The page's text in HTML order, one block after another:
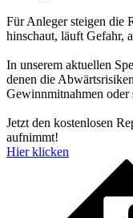
Für Anleger steigen die
hinschaut, läuft Gefahr,
In unserem aktuellen
denen die
Gewinnmitnahmen oder
Jetzt den kostenlosen
aufnimmt!
Hier klicken